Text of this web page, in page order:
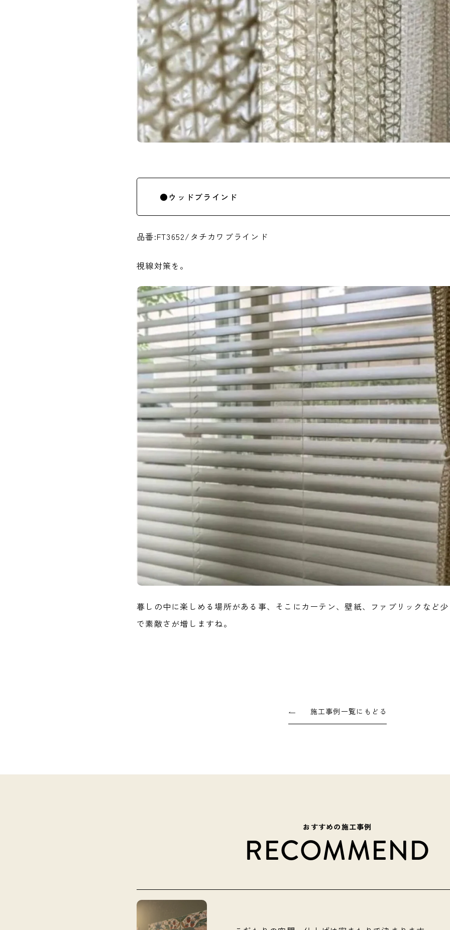
●ウッドブラインド
品番:FT3652/タチカワブラインド
視線対策を。
暮しの中に楽しめる場所がある事、そこにカーテン、壁紙、ファブリックなど
で素敵さが増しますね。
施工事例一覧にもどる
おすすめの施工事例
RECOMMEND